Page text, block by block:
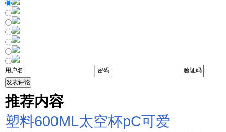
用户名: 密码:
验证码:
发表评论
推荐内容
塑料600ML太空杯pC可爱